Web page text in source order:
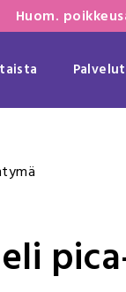
Huom.
Palvelut